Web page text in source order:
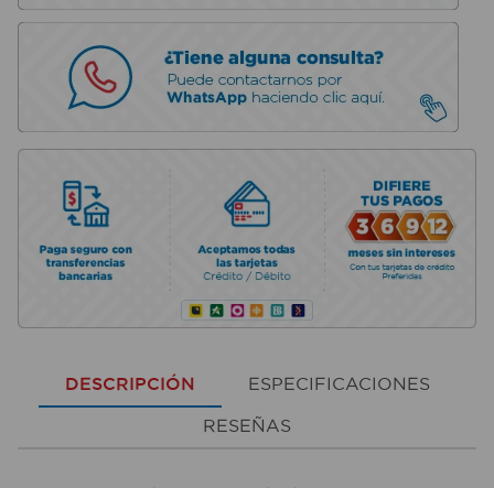
DESCRIPCIÓN ESPECIFICACIONES
RESEÑAS